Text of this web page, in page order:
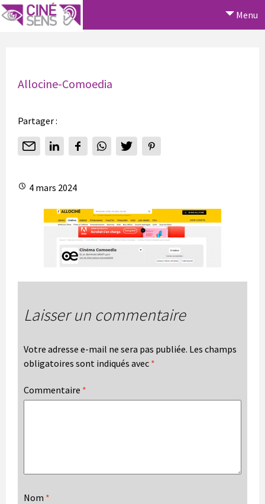
Menu
Allocine-Comoedia
Partager :
4 mars 2024
Laisser un commentaire
Votre adresse e-mail ne sera pas publiée. Les champs
obligatoires sont indiqués avec *
Commentaire *
Nom *